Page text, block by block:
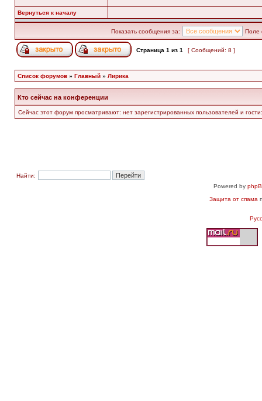
Вернуться к началу
Показать сообщения за: Поле
Страница 1 из 1 [ Сообщений: 8 ]
Список форумов » Главный » Лирика
Кто сейчас на конференции
Сейчас этот форум просматривают: нет зарегистрированных пользователей и
Найти:
Powered by
Защита от спама